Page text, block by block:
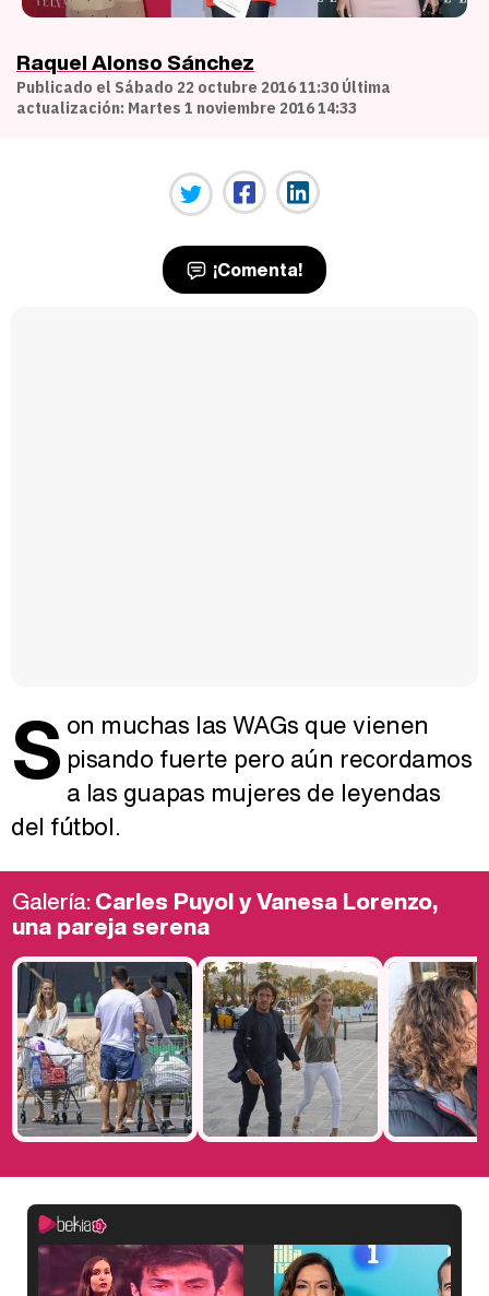
Raquel Alonso Sánchez
Publicado el Sábado 22 octubre 2016 11:30 Última
actualización: Martes 1 noviembre 2016 14:33
¡Comenta!
S on muchas las WAGs que vienen
pisando fuerte pero aún recordamos
a las guapas mujeres de leyendas
del fútbol.
Galería:Carles Puyol y Vanesa Lorenzo,
una pareja serena